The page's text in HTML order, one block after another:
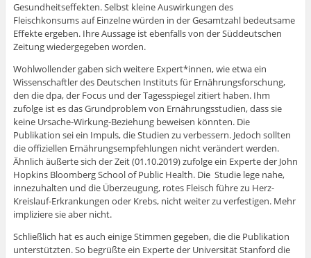
Gesundheitseffekten. Selbst kleine Auswirkungen des
Fleischkonsums auf Einzelne würden in der Gesamtzahl bedeutsame
Effekte ergeben. Ihre Aussage ist ebenfalls von der Süddeutschen
Zeitung wiedergegeben worden.
Wohlwollender gaben sich weitere Expert*innen, wie etwa ein
Wissenschaftler des Deutschen Instituts für Ernährungsforschung,
den die dpa, der Focus und der Tagesspiegel zitiert haben. Ihm
zufolge ist es das Grundproblem von Ernährungsstudien, dass sie
keine Ursache-Wirkung-Beziehung beweisen könnten. Die
Publikation sei ein Impuls, die Studien zu verbessern. Jedoch sollten
die offiziellen Ernährungsempfehlungen nicht verändert werden.
Ähnlich äußerte sich der Zeit (01.10.2019) zufolge ein Experte der John
Hopkins Bloomberg School of Public Health. Die Studie lege nahe,
innezuhalten und die Überzeugung, rotes Fleisch führe zu Herz-
Kreislauf-Erkrankungen oder Krebs, nicht weiter zu verfestigen. Mehr
impliziere sie aber nicht.
Schließlich hat es auch einige Stimmen gegeben, die die Publikation
unterstützten. So begrüßte ein Experte der Universität Stanford die